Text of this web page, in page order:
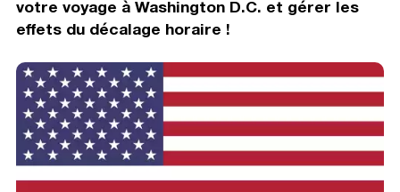
votre voyage à Washington D.C. et gérer les
effets du décalage horaire !